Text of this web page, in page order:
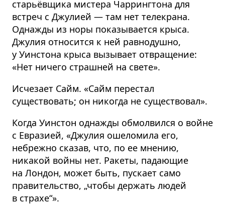
старьёвщика мистера Чаррингтона для
встреч с Джулией — там нет телекрана.
Однажды из норы показывается крыса.
Джулия относится к ней равнодушно,
у Уинстона крыса вызывает отвращение:
«Нет ничего страшней на свете».
Исчезает Сайм. «Сайм перестал
существовать; он никогда не существовал».
Когда Уинстон однажды обмолвился о войне
с Евразией, «Джулия ошеломила его,
небрежно сказав, что, по ее мнению,
никакой войны нет. Ракеты, падающие
на Лондон, может быть, пускает само
правительство, „чтобы держать людей
в страхе“».